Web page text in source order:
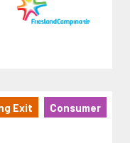
Exit Consumer